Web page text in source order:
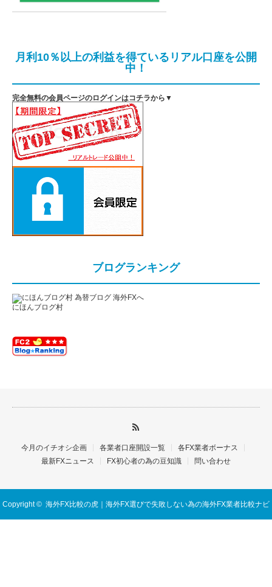
月利10％以上の利益を得ているリアル口座を公開
中！
完全無料の会員ページのログインはコチラから▼
ブログランキング
にほんブログ村
今月のイチオシ企画 各業者口座開設一覧
各FX業者ボーナス
最新FXニュース
FX初心者の為の豆知識 問い合わせ
Copyright © 海外FX比較の虎｜海外FX選びで失敗しない為の海外FX業者比較ナビ